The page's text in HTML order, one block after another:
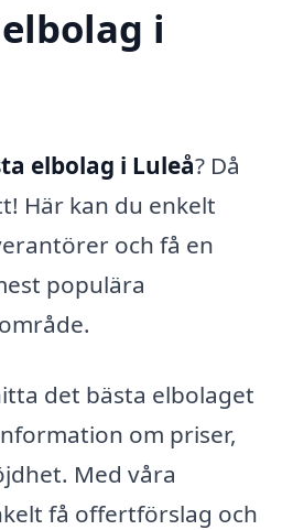
i
elbolag i Luleå? Då
Här kan du enkelt
och få en
populära
det bästa elbolaget
om priser,
Med våra
få offertförslag och